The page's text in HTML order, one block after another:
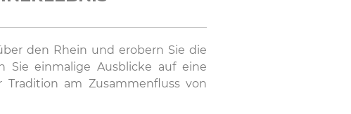
den Rhein und erobern Sie die
Sie einmalige Ausblicke auf eine
am Zusammenfluss von